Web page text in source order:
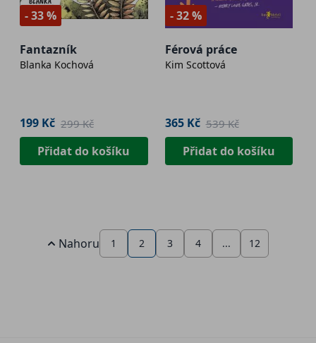
- 33 %
Fantazník
Blanka Kochová
199 Kč 299 Kč
Přidat do košíku
- 32 %
Férová práce
Kim Scottová
365 Kč 539 Kč
Přidat do košíku
Nahoru 1 2 3 4 ... 12